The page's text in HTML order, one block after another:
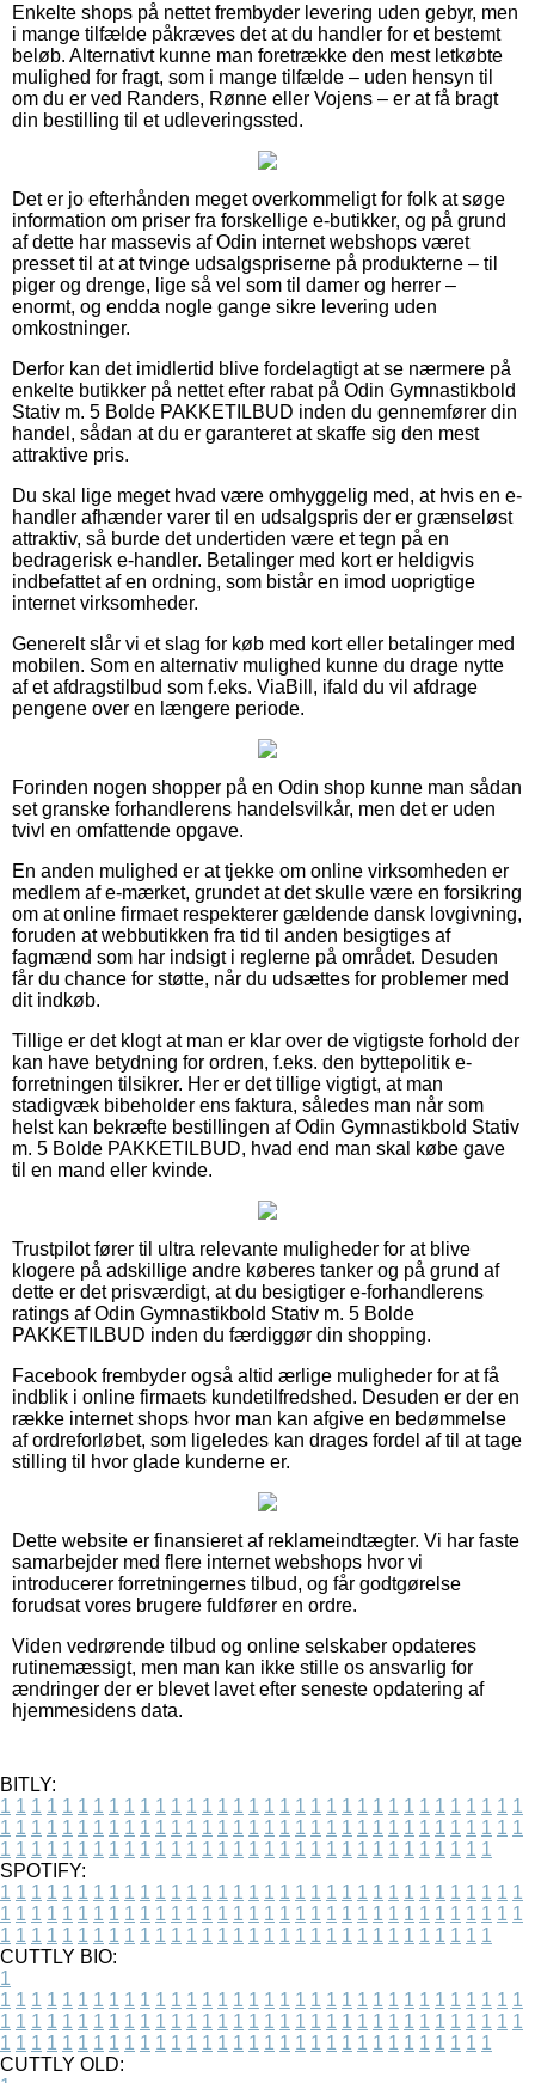
Enkelte shops på nettet frembyder levering uden gebyr, men
i mange tilfælde påkræves det at du handler for et bestemt
beløb. Alternativt kunne man foretrække den mest letkøbte
mulighed for fragt, som i mange tilfælde – uden hensyn til
om du er ved Randers, Rønne eller Vojens – er at få bragt
din bestilling til et udleveringssted.
Det er jo efterhånden meget overkommeligt for folk at søge
information om priser fra forskellige e-butikker, og på grund
af dette har massevis af Odin internet webshops været
presset til at at tvinge udsalgspriserne på produkterne – til
piger og drenge, lige så vel som til damer og herrer –
enormt, og endda nogle gange sikre levering uden
omkostninger.
Derfor kan det imidlertid blive fordelagtigt at se nærmere på
enkelte butikker på nettet efter rabat på Odin Gymnastikbold
Stativ m. 5 Bolde PAKKETILBUD inden du gennemfører din
handel, sådan at du er garanteret at skaffe sig den mest
attraktive pris.
Du skal lige meget hvad være omhyggelig med, at hvis en e-
handler afhænder varer til en udsalgspris der er grænseløst
attraktiv, så burde det undertiden være et tegn på en
bedragerisk e-handler. Betalinger med kort er heldigvis
indbefattet af en ordning, som bistår en imod uoprigtige
internet virksomheder.
Generelt slår vi et slag for køb med kort eller betalinger med
mobilen. Som en alternativ mulighed kunne du drage nytte
af et afdragstilbud som f.eks. ViaBill, ifald du vil afdrage
pengene over en længere periode.
Forinden nogen shopper på en Odin shop kunne man sådan
set granske forhandlerens handelsvilkår, men det er uden
tvivl en omfattende opgave.
En anden mulighed er at tjekke om online virksomheden er
medlem af e-mærket, grundet at det skulle være en forsikring
om at online firmaet respekterer gældende dansk lovgivning,
foruden at webbutikken fra tid til anden besigtiges af
fagmænd som har indsigt i reglerne på området. Desuden
får du chance for støtte, når du udsættes for problemer med
dit indkøb.
Tillige er det klogt at man er klar over de vigtigste forhold der
kan have betydning for ordren, f.eks. den byttepolitik e-
forretningen tilsikrer. Her er det tillige vigtigt, at man
stadigvæk bibeholder ens faktura, således man når som
helst kan bekræfte bestillingen af Odin Gymnastikbold Stativ
m. 5 Bolde PAKKETILBUD, hvad end man skal købe gave
til en mand eller kvinde.
Trustpilot fører til ultra relevante muligheder for at blive
klogere på adskillige andre køberes tanker og på grund af
dette er det prisværdigt, at du besigtiger e-forhandlerens
ratings af Odin Gymnastikbold Stativ m. 5 Bolde
PAKKETILBUD inden du færdiggør din shopping.
Facebook frembyder også altid ærlige muligheder for at få
indblik i online firmaets kundetilfredshed. Desuden er der en
række internet shops hvor man kan afgive en bedømmelse
af ordreforløbet, som ligeledes kan drages fordel af til at tage
stilling til hvor glade kunderne er.
Dette website er finansieret af reklameindtægter. Vi har faste
samarbejder med flere internet webshops hvor vi
introducerer forretningernes tilbud, og får godtgørelse
forudsat vores brugere fuldfører en ordre.
Viden vedrørende tilbud og online selskaber opdateres
rutinemæssigt, men man kan ikke stille os ansvarlig for
ændringer der er blevet lavet efter seneste opdatering af
hjemmesidens data.
BITLY:
1 1 1 1 1 1 1 1 1 1 1 1 1 1 1 1 1 1 1 1 1 1 1 1 1 1 1 1 1 1 1 1 1 1
1 1 1 1 1 1 1 1 1 1 1 1 1 1 1 1 1 1 1 1 1 1 1 1 1 1 1 1 1 1 1 1 1 1
1 1 1 1 1 1 1 1 1 1 1 1 1 1 1 1 1 1 1 1 1 1 1 1 1 1 1 1 1 1 1 1
SPOTIFY:
1 1 1 1 1 1 1 1 1 1 1 1 1 1 1 1 1 1 1 1 1 1 1 1 1 1 1 1 1 1 1 1 1 1
1 1 1 1 1 1 1 1 1 1 1 1 1 1 1 1 1 1 1 1 1 1 1 1 1 1 1 1 1 1 1 1 1 1
1 1 1 1 1 1 1 1 1 1 1 1 1 1 1 1 1 1 1 1 1 1 1 1 1 1 1 1 1 1 1 1
CUTTLY BIO:
1
1 1 1 1 1 1 1 1 1 1 1 1 1 1 1 1 1 1 1 1 1 1 1 1 1 1 1 1 1 1 1 1 1 1
1 1 1 1 1 1 1 1 1 1 1 1 1 1 1 1 1 1 1 1 1 1 1 1 1 1 1 1 1 1 1 1 1 1
1 1 1 1 1 1 1 1 1 1 1 1 1 1 1 1 1 1 1 1 1 1 1 1 1 1 1 1 1 1 1 1
CUTTLY OLD: